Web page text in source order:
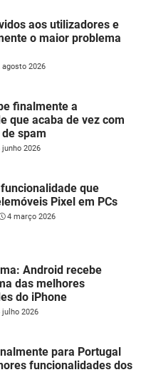
aos utilizadores e
o maior problema
agosto 2026
finalmente a
que acaba de vez com
spam
junho 2026
que
Pixel em PCs
4 março 2026
Android recebe
das melhores
do iPhone
julho 2026
para Portugal
funcionalidades dos